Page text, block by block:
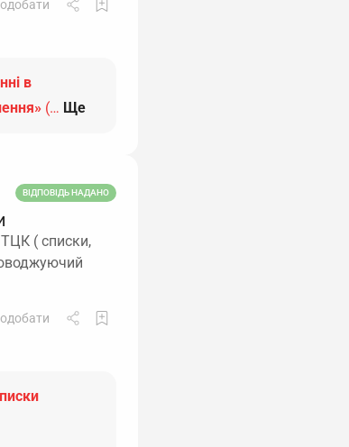
в
(… Ще
ВІДПОВІДЬ НАДАНО
( списки,